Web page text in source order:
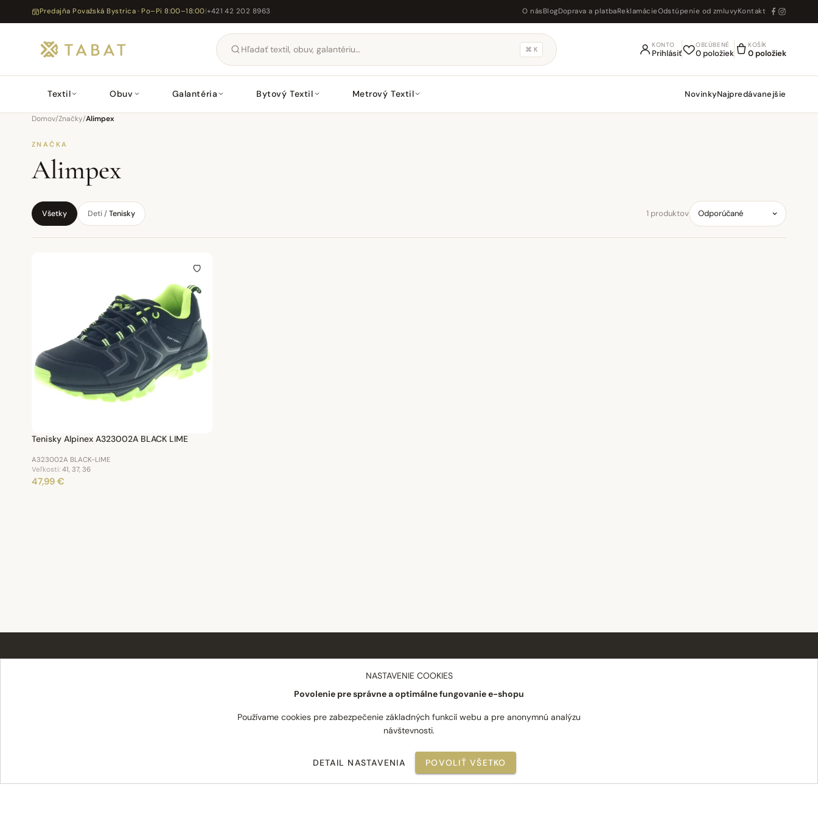
Predajňa Považská Bystrica · Po–Pi 8:00–18:00|+421 42 202 8963 O nás BlogDoprava a platbaReklamácieOdstúpenie od zmluvyKontakt
⌘ K
KONTO
Prihlásiť
OBĽÚBENÉ
0 položiek
KOŠÍK
0 položiek
Textil Obuv Galantéria Bytový Textil Metrový Textil NovinkyNajpredávanejšie
Domov/Značky/Alimpex
ZNAČKA
Alimpex
Všetky Deti /Tenisky 1 produktov
Tenisky Alpinex A323002A BLACK LIME
A323002A BLACK-LIME
Veľkosti: 41, 37, 36
47,99 €
Doprava a platba
Reklamácie
O nás
Blog
Najpredávanejšie
NASTAVENIE COOKIES
Povolenie pre správne a optimálne fungovanie e-shopu
Používame cookies pre zabezpečenie základných funkcií webu a pre anonymnú analýzu
návštevnosti.
DETAIL NASTAVENIA POVOLIŤ VŠETKO